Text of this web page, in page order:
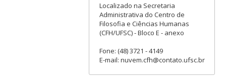
Localizado na Secretaria
Administrativa do Centro de
Filosofia e Ciências Humanas
(CFH/UFSC) - Bloco E - anexo
Fone: (48) 3721 - 4149
E-mail: nuvem.cfh@contato.ufsc.br